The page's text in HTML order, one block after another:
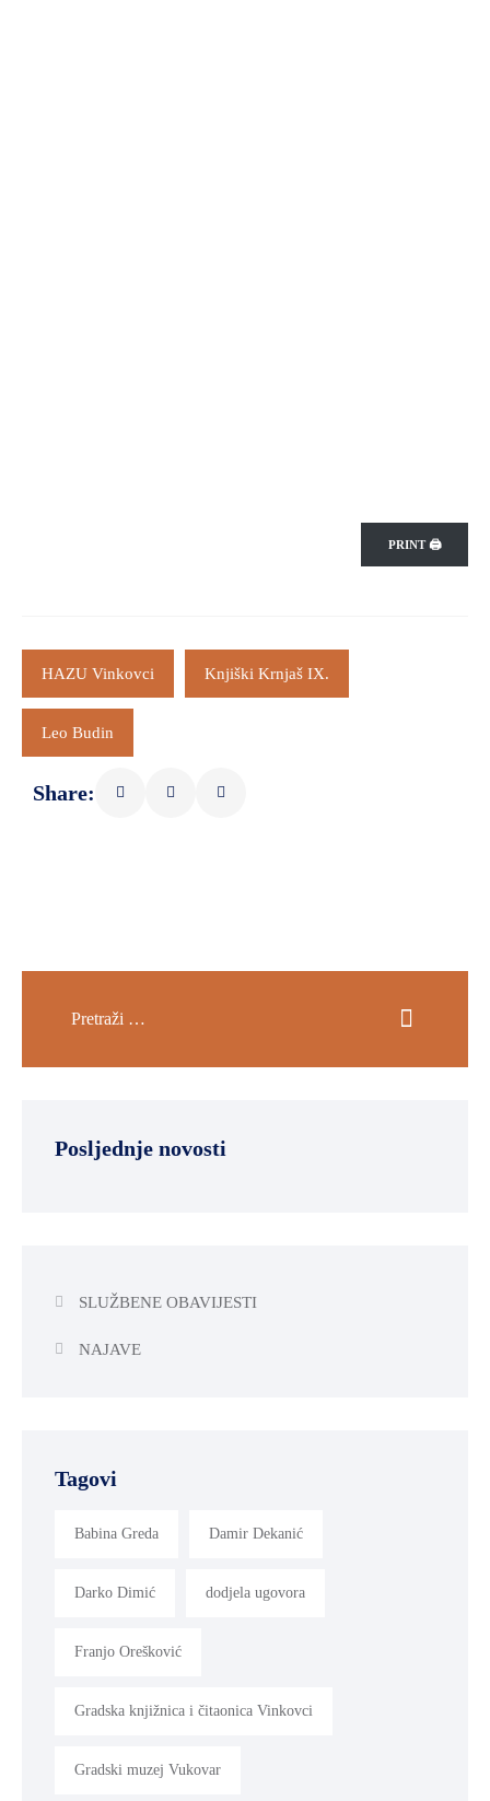
PRINT 🖨
HAZU Vinkovci Knjiški Krnjaš IX.
Leo Budin
Share:
Posljednje novosti
SLUŽBENE OBAVIJESTI
NAJAVE
Tagovi
Babina Greda Damir Dekanić
Darko Dimić dodjela ugovora
Franjo Orešković
Gradska knjižnica i čitaonica Vinkovci
Gradski muzej Vukovar